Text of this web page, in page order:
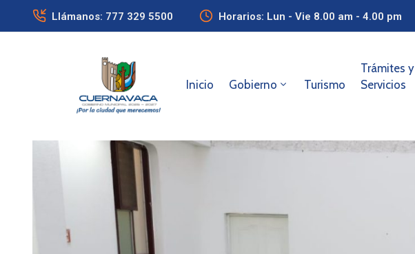
Llámanos: 777 329 5500 Horarios: Lun - Vie 8.00 am - 4.00 pm
Inicio Gobierno Turismo
Trámites y
Servicios